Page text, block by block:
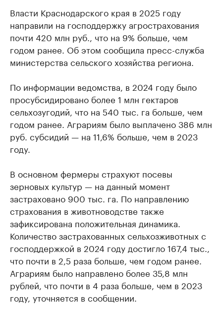
Власти Краснодарского края в 2025 году
направили на господдержку агрострахования
почти 420 млн руб., что на 9% больше, чем
годом ранее. Об этом сообщила пресс-служба
министерства сельского хозяйства региона.
По информации ведомства, в 2024 году было
просубсидировано более 1 млн гектаров
сельхозугодий, что на 540 тыс. га больше, чем
годом ранее. Аграриям было выплачено 386 млн
руб. субсидий — на 11,6% больше, чем в 2023
году.
В основном фермеры страхуют посевы
зерновых культур — на данный момент
застраховано 900 тыс. га. По направлению
страхования в животноводстве также
зафиксирована положительная динамика.
Количество застрахованных сельхозживотных с
господдержкой в 2024 году достигло 167,4 тыс.,
что почти в 2,5 раза больше, чем годом ранее.
Аграриям было направлено более 35,8 млн
рублей, что почти в 4 раза больше, чем в 2023
году, уточняется в сообщении.